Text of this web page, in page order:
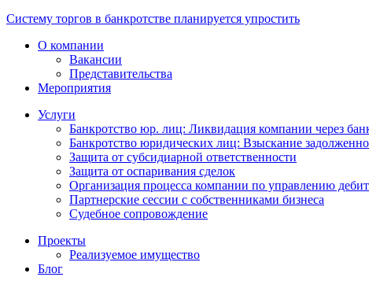
Систему торгов в банкротстве планируется упростить
О компании
Вакансии
Представительства
Мероприятия
Услуги
Банкротство юр. лиц: Ликвидация компании через
Банкротство юридических лиц: Взыскание
Защита от субсидиарной ответственности
Защита от оспаривания сделок
Организация процесса компании по управлению
Партнерские сессии с собственниками бизнеса
Судебное сопровождение
Проекты
Реализуемое имущество
Блог